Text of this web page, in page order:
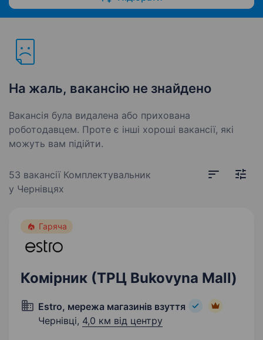
На жаль, вакансію не знайдено
Вакансія була видалена або прихована
роботодавцем. Проте є інші хороші вакансії, які
можуть вам підійти.
53 вакансії Комплектувальник
у Чернівцях
Гаряча
Комірник (ТРЦ Bukovyna Mall)
Estro, мережа магазинів взуття
Чернівці, 4,0 км від центру